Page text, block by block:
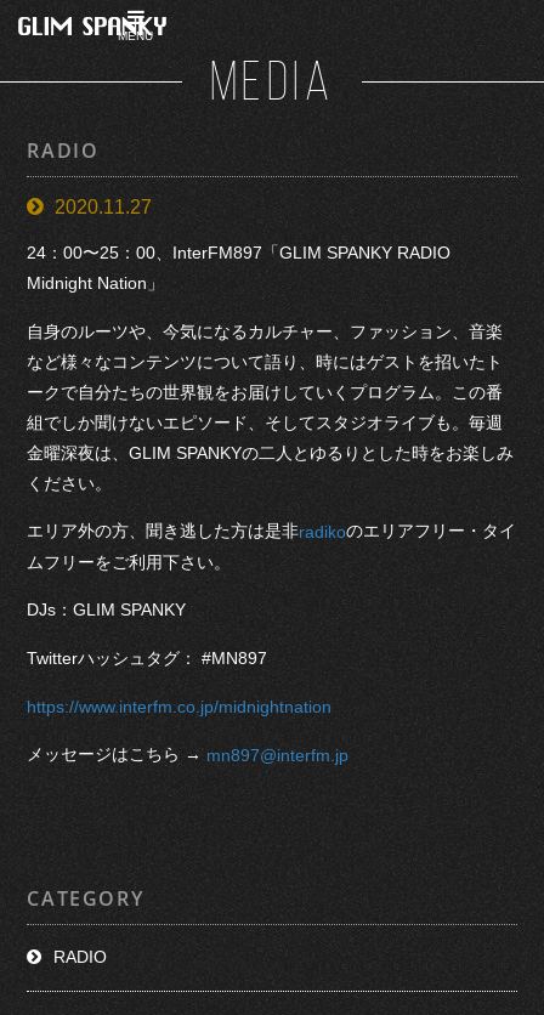
MENU
MEDIA
RADIO
2020.11.27
24：00〜25：00、InterFM897「GLIM SPANKY RADIO
Midnight Nation」
自身のルーツや、今気になるカルチャー、ファッション、音楽
など様々なコンテンツについて語り、時にはゲストを招いたト
ークで自分たちの世界観をお届けしていくプログラム。この番
組でしか聞けないエピソード、そしてスタジオライブも。毎週
金曜深夜は、GLIM SPANKYの二人とゆるりとした時をお楽しみ
ください。
エリア外の方、聞き逃した方は是非radikoのエリアフリー・タイ
ムフリーをご利用下さい。
DJs：GLIM SPANKY
Twitterハッシュタグ： #MN897
https://www.interfm.co.jp/midnightnation
メッセージはこちら → mn897@interfm.jp
CATEGORY
RADIO